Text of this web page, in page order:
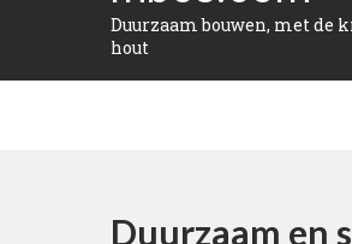
Duurzaam bouwen, met de
hout
Duurzaam en